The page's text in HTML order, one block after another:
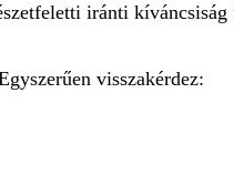
iránti
visszakérdez: